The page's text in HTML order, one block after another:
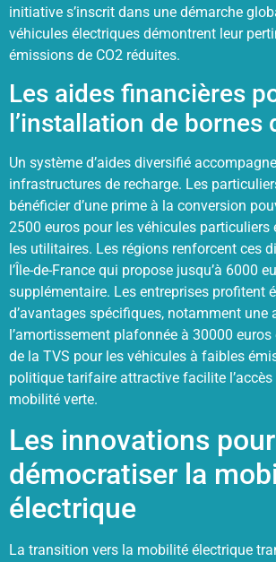
initiative s’inscrit dans une démarche
véhicules électriques démontrent leur
émissions de CO2 réduites.
Les aides financières
l’installation de bornes
Un système d’aides diversifié
infrastructures de recharge. Les
bénéficier d’une prime à la conversion
2500 euros pour les véhicules particuliers
les utilitaires. Les régions renforcent ces
l’Île-de-France qui propose jusqu’à 6000
supplémentaire. Les entreprises profitent
d’avantages spécifiques, notamment une
l’amortissement plafonnée à 30000
de la TVS pour les véhicules à faibles
politique tarifaire attractive facilite
mobilité verte.
Les innovations pour
démocratiser la
électrique
La transition vers la mobilité électrique